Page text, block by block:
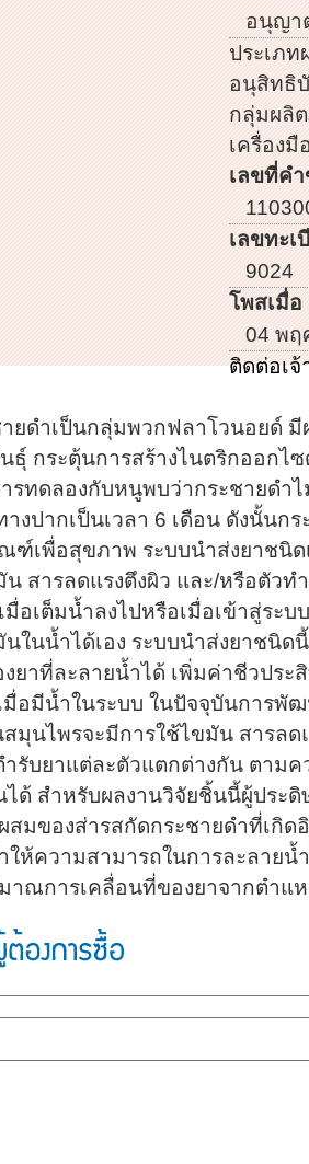
อนุญา
ประเภท
อนุสิทธิ
กลุ่มผลิ
เครื่อง
เลขที่ค
เลขทะเ
9024
โพสเมื่อ
04 พฤ
ติดต่อเจ้
ยดำเป็นกลุ่มพวกฟลาโวนอยด์ มี
ธุ์ กระตุ้นการสร้างไนตริกออกไ
รทดลองกับหนูพบว่ากระชายดำ
งปากเป็นเวลา 6 เดือน ดังนั้นก
ฑ์เพื่อสุขภาพ ระบบนำส่งยาชนิด
น สารลดแรงตึงผิว และ/หรือตัว
มื่อเต็มน้ำลงไปหรือเมื่อเข้าสู่ระ
ในน้ำได้เอง ระบบนำส่งยาชนิด
ยาที่ละลายน้ำได้ เพิ่มค่าชีวประ
มื่อมีน้ำในระบบ ในปัจจุบันการพั
มุนไพรจะมีการใช้ไขมัน สารลด
ำรับยาแต่ละตัวแตกต่างกัน ตาม
ได้ สำหรับผลงานวิจัยชิ้นนี้ผู้ประ
มของส่ารสกัดกระชายดำที่เกิด
ห้ความสามารถในการละลายน้
าณการเคลื่อนที่ของยาจากตำแ